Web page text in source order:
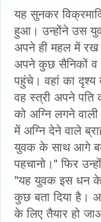
यह सुनकर
हुआ। उन्होंने उस
अपने ही महल में रख
अपने कुछ सैनिकों
पहुंचे। वहां का दृश्य
वह स्त्री अपने पति
को अग्नि लगने वाली
में अग्नि देने वाले
युवक के साथ आगे
पहचानो।" फिर
"यह युवक इस धन
कुछ बता दिया है।
के लिए तैयार हो